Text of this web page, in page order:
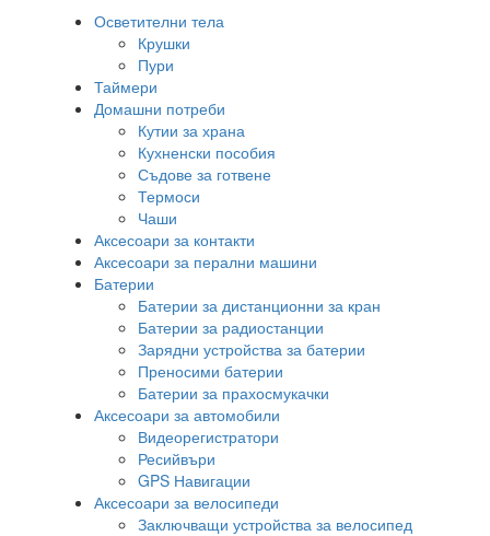
Осветителни тела
Крушки
Пури
Таймери
Домашни потреби
Кутии за храна
Кухненски пособия
Съдове за готвене
Термоси
Чаши
Аксесоари за контакти
Аксесоари за перални машини
Батерии
Батерии за дистанционни за кран
Батерии за радиостанции
Зарядни устройства за батерии
Преносими батерии
Батерии за прахосмукачки
Аксесоари за автомобили
Видеорегистратори
Ресийвъри
GPS Навигации
Аксесоари за велосипеди
Заключващи устройства за велосипед